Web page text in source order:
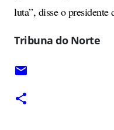
luta”, disse o
Tribuna do Norte